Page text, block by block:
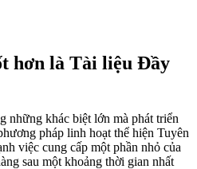
hơn là Tài liệu Đầy
những khác biệt lớn mà phát triển
pháp linh hoạt thể hiện Tuyên
việc cung cấp một phần nhỏ của
sau một khoảng thời gian nhất